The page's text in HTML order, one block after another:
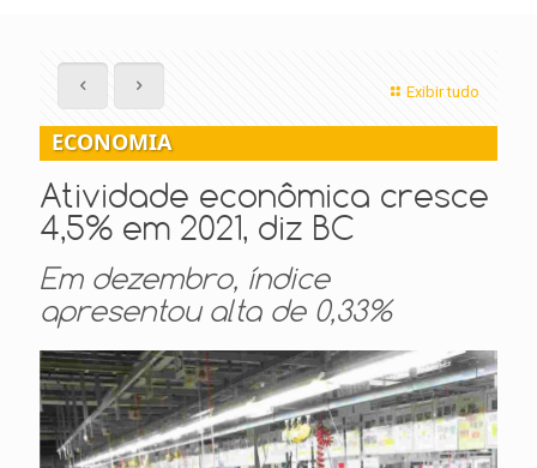
Exibir tudo
ECONOMIA
Atividade econômica cresce
4,5% em 2021, diz BC
Em dezembro, índice
apresentou alta de 0,33%